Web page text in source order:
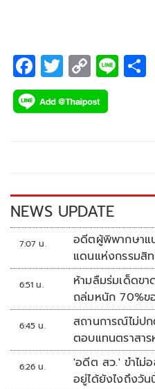
F
ac
e
k
T
wi
tt
C
o
p
k
Li
NEWS UPDATE
7:07 น.
อดีตผู้พิพากษาแ
แดนแห่งกรรมสิ
6:51 น.
ห้ามลืมร่มเด็ดข
ถล่มหนัก 70%ข
6:45 น.
สถานการณ์ไม่ป
ตอบแทนตราสา
6:26 น.
'อดีต สว.' ขำไม่
อยู่ได้ยังไงถึงวั